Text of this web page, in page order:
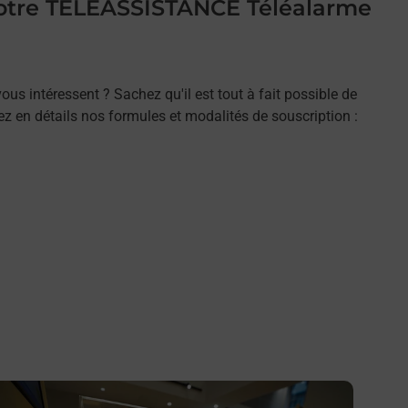
TELEASSISTANCE Téléalarme
intéressent ? Sachez qu'il est tout à fait possible de
en détails nos formules et modalités de souscription :
savoir plus